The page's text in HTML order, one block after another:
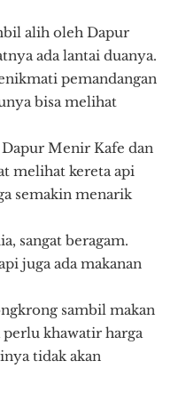
alih oleh Dapur
ada lantai duanya.
pemandangan
bisa melihat
Menir Kafe dan
melihat kereta api
semakin menarik
sangat beragam.
juga ada makanan
sambil makan
khawatir harga
tidak akan